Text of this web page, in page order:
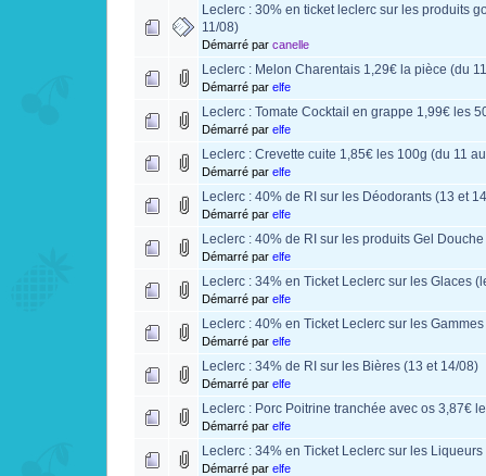
Leclerc : 30% en ticket leclerc sur les produits
11/08)
Démarré par canelle
Leclerc : Melon Charentais 1,29€ la pièce (du
Démarré par elfe
Leclerc : Tomate Cocktail en grappe 1,99€ les
Démarré par elfe
Leclerc : Crevette cuite 1,85€ les 100g (du 11
Démarré par elfe
Leclerc : 40% de RI sur les Déodorants (13 et
Démarré par elfe
Leclerc : 40% de RI sur les produits Gel
Démarré par elfe
Leclerc : 34% en Ticket Leclerc sur les Glaces
Démarré par elfe
Leclerc : 40% en Ticket Leclerc sur les
Démarré par elfe
Leclerc : 34% de RI sur les Bières (13 et 14/08)
Démarré par elfe
Leclerc : Porc Poitrine tranchée avec os 3,87€
Démarré par elfe
Leclerc : 34% en Ticket Leclerc sur les
Démarré par elfe